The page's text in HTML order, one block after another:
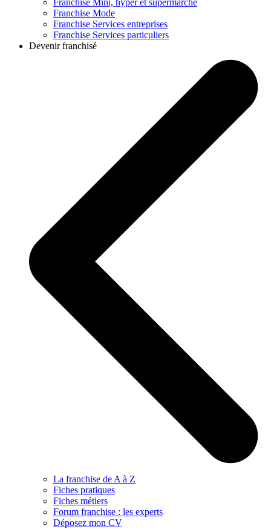
Franchise Mode
Franchise Services entreprises
Franchise Services particuliers
Devenir franchisé
La franchise de A à Z
Fiches pratiques
Fiches métiers
Forum franchise : les experts
Déposez mon CV